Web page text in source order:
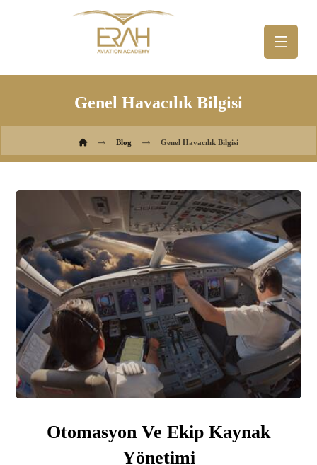
Genel Havacılık Bilgisi
Blog Genel Havacılık Bilgisi
Otomasyon Ve Ekip Kaynak
Yönetimi